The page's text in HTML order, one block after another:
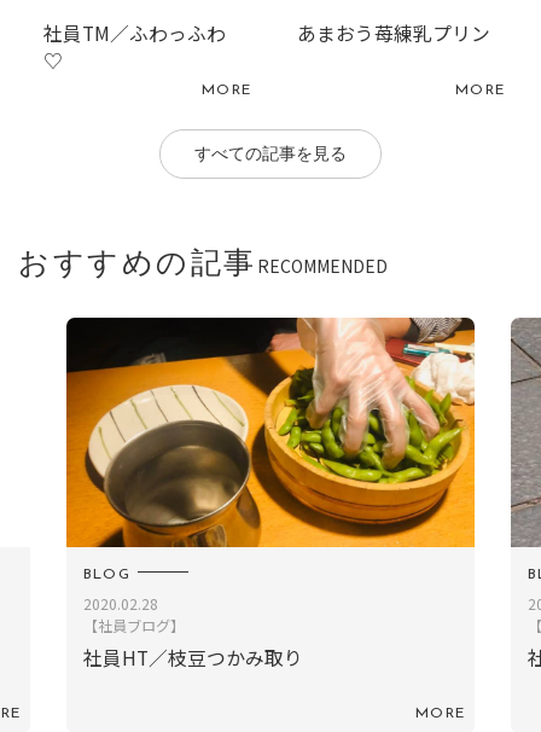
社員TM／ふわっふわ
♡
MORE
あまおう苺練乳プリン
MORE
すべての記事を見る
おすすめの記事 RECOMMENDED
BLOG
2016.04.22
【社員ブログ】
社員Ｋ／この前の休みに散歩していたら…
MORE